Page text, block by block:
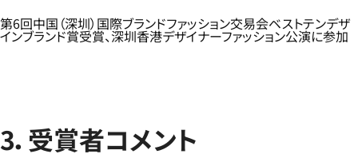
第6回中国（深圳）国際ブランドファッション交易会ベストテンデザ
インブランド賞受賞、深圳香港デザイナーファッション公演に参加
3．受賞者コメント